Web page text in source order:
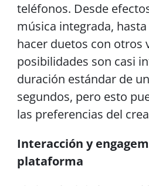
teléfonos. Desde
música integrada,
hacer duetos con otros
posibilidades son casi
duración estándar de
segundos, pero esto
las preferencias del
Interacción y
plataforma